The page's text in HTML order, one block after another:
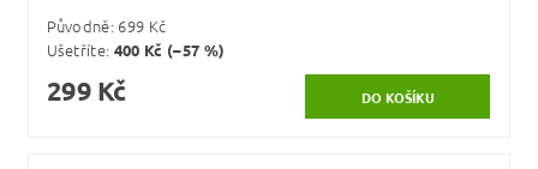
Původně: 699 Kč
Ušetříte: 400 Kč (–57 %)
299 Kč